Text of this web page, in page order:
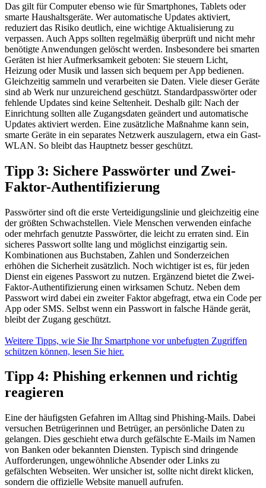
Das gilt für Computer ebenso wie für Smartphones, Tablets oder
smarte Haushaltsgeräte. Wer automatische Updates aktiviert,
reduziert das Risiko deutlich, eine wichtige Aktualisierung zu
verpassen. Auch Apps sollten regelmäßig überprüft und nicht mehr
benötigte Anwendungen gelöscht werden. Insbesondere bei smarten
Geräten ist hier Aufmerksamkeit geboten: Sie steuern Licht,
Heizung oder Musik und lassen sich bequem per App bedienen.
Gleichzeitig sammeln und verarbeiten sie Daten. Viele dieser Geräte
sind ab Werk nur unzureichend geschützt. Standardpasswörter oder
fehlende Updates sind keine Seltenheit. Deshalb gilt: Nach der
Einrichtung sollten alle Zugangsdaten geändert und automatische
Updates aktiviert werden. Eine zusätzliche Maßnahme kann sein,
smarte Geräte in ein separates Netzwerk auszulagern, etwa ein Gast-
WLAN. So bleibt das Hauptnetz besser geschützt.
Tipp 3: Sichere Passwörter und Zwei-
Faktor-Authentifizierung
Passwörter sind oft die erste Verteidigungslinie und gleichzeitig eine
der größten Schwachstellen. Viele Menschen verwenden einfache
oder mehrfach genutzte Passwörter, die leicht zu erraten sind. Ein
sicheres Passwort sollte lang und möglichst einzigartig sein.
Kombinationen aus Buchstaben, Zahlen und Sonderzeichen
erhöhen die Sicherheit zusätzlich. Noch wichtiger ist es, für jeden
Dienst ein eigenes Passwort zu nutzen. Ergänzend bietet die Zwei-
Faktor-Authentifizierung einen wirksamen Schutz. Neben dem
Passwort wird dabei ein zweiter Faktor abgefragt, etwa ein Code per
App oder SMS. Selbst wenn ein Passwort in falsche Hände gerät,
bleibt der Zugang geschützt.
Weitere Tipps, wie Sie Ihr Smartphone vor unbefugten Zugriffen
schützen können, lesen Sie hier.
Tipp 4: Phishing erkennen und richtig
reagieren
Eine der häufigsten Gefahren im Alltag sind Phishing-Mails. Dabei
versuchen Betrügerinnen und Betrüger, an persönliche Daten zu
gelangen. Dies geschieht etwa durch gefälschte E-Mails im Namen
von Banken oder bekannten Diensten. Typisch sind dringende
Aufforderungen, ungewöhnliche Absender oder Links zu
gefälschten Webseiten. Wer unsicher ist, sollte nicht direkt klicken,
sondern die offizielle Website manuell aufrufen.